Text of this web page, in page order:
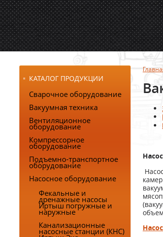
КАТАЛОГ ПРОДУКЦИИ
Сварочное оборудование
Вакуумная техника
Вентиляционное
оборудование
Компрессорное
оборудование
Подъемно-транспортное
оборудование
Насосное оборудование
Фекальные и
дренажные насосы
Иртыш погружные и
наружные
Канализационные
насосные станции (КНС)